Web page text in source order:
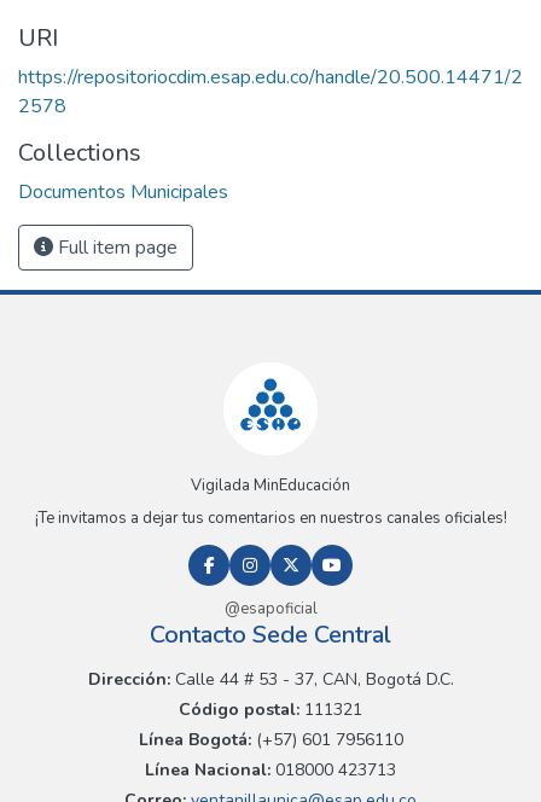
URI
https://repositoriocdim.esap.edu.co/handle/20.500.14471/2
2578
Collections
Documentos Municipales
Full item page
Vigilada MinEducación
¡Te invitamos a dejar tus comentarios en nuestros canales oficiales!
@esapoficial
Contacto Sede Central
Dirección:Calle 44 # 53 - 37, CAN, Bogotá D.C.
Código postal: 111321
Línea Bogotá:(+57) 601 7956110
Línea Nacional: 018000 423713